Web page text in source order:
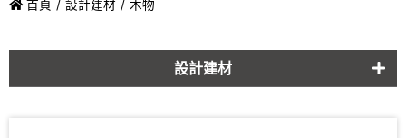
首頁 設計建材 木物
設計建材